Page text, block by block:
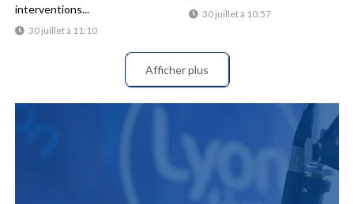
30 juillet à 11:10
interventions...
30 juillet à 10:57
Afficher plus